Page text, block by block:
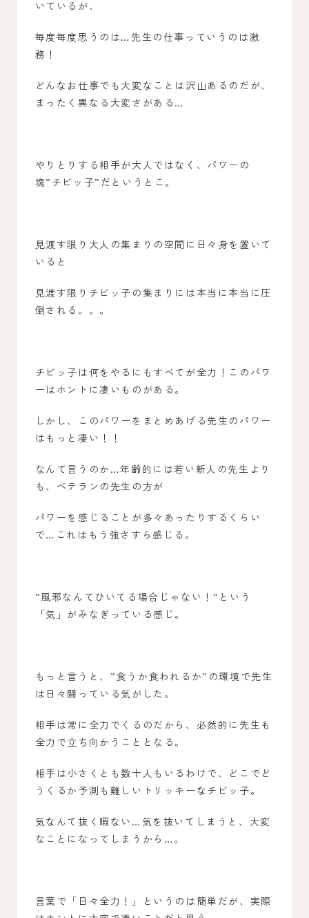
いているが、
毎度毎度思うのは…先生の仕事っていうのは激
務！
どんなお仕事でも大変なことは沢山あるのだが、
まったく異なる大変さがある…
やりとりする相手が大人ではなく、パワーの
塊”チビッ子”だというとこ。
見渡す限り大人の集まりの空間に日々身を置いて
いると
見渡す限りチビッ子の集まりには本当に本当に圧
倒される。。。
チビッ子は何をやるにもすべてが全力！このパワ
ーはホントに凄いものがある。
しかし、このパワーをまとめあげる先生のパワー
はもっと凄い！！
なんて言うのか…年齢的には若い新人の先生より
も、ベテランの先生の方が
パワーを感じることが多々あったりするくらい
で…これはもう強さすら感じる。
”風邪なんてひいてる場合じゃない！”という
「気」がみなぎっている感じ。
もっと言うと、”食うか食われるか”の環境で先生
は日々闘っている気がした。
相手は常に全力でくるのだから、必然的に先生も
全力で立ち向かうこととなる。
相手は小さくとも数十人もいるわけで、どこでど
うくるか予測も難しいトリッキーなチビッ子。
気なんて抜く暇ない…気を抜いてしまうと、大変
なことになってしまうから…。
言葉で「日々全力！」というのは簡単だが、実際